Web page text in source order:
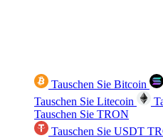
Tauschen Sie Bitcoin
Tauschen Sie Litecoin
Tauschen Sie TRON
Tauschen Sie USDT